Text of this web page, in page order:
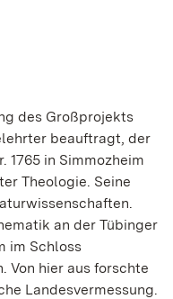
des Großprojekts
beauftragt, der
1765 in Simmozheim
Theologie. Seine
an der Tübinger
im Schloss
Von hier aus forschte
Landesvermessung.